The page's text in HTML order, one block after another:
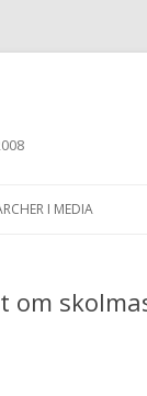
I MEDIA
om